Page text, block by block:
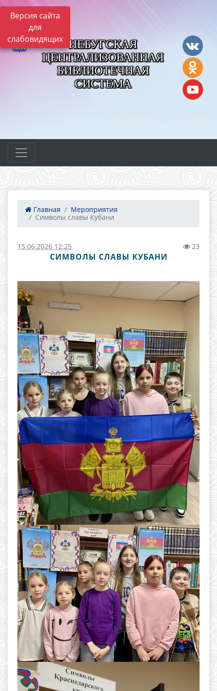
Версия сайта
для
слабовидящих
НЕБУГСКАЯ
ЦЕНТРАЛИЗОВАННАЯ
БИБЛИОТЕЧНАЯ
СИСТЕМА
Главная
Мероприятия
Символы славы Кубани
15.06.2026 12:25 23
СИМВОЛЫ СЛАВЫ КУБАНИ